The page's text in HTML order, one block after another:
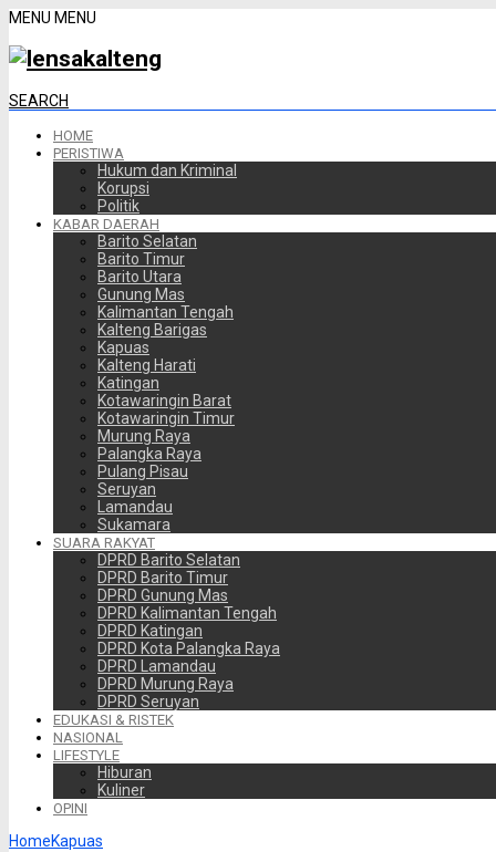
MENU MENU
SEARCH
HOME
PERISTIWA
Hukum dan Kriminal
Korupsi
Politik
KABAR DAERAH
Barito Selatan
Barito Timur
Barito Utara
Gunung Mas
Kalimantan Tengah
Kalteng Barigas
Kapuas
Kalteng Harati
Katingan
Kotawaringin Barat
Kotawaringin Timur
Murung Raya
Palangka Raya
Pulang Pisau
Seruyan
Lamandau
Sukamara
SUARA RAKYAT
DPRD Barito Selatan
DPRD Barito Timur
DPRD Gunung Mas
DPRD Kalimantan Tengah
DPRD Katingan
DPRD Kota Palangka Raya
DPRD Lamandau
DPRD Murung Raya
DPRD Seruyan
EDUKASI & RISTEK
NASIONAL
LIFESTYLE
Hiburan
Kuliner
OPINI
HomeKapuas